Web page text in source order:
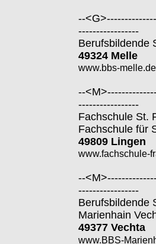
--
-----------------
Berufsbildende
49324 Melle
www.bbs-melle.de
--
-----------------
Fachschule St.
Fachschule für
49809 Lingen
www.fachschule-
--
-----------------
Berufsbildende
Marienhain
49377 Vechta
www.BBS-